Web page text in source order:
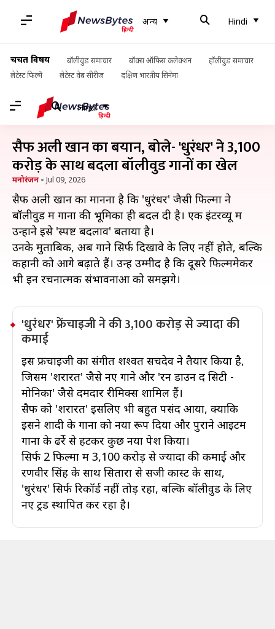
अन्य Hindi
चर्चित विषय बॉलीवुड समाचार बॉक्स ऑफिस कलेक्शन
हॉलीवुड समाचार
लेटेस्ट फिल्में
लेटेस्ट वेब सीरीज दक्षिण भारतीय सिनेमा
Hindi
सैफ अली खान का बयान, बोले- 'धुरंधर' ने 3,100
करोड़ के साथ बदला बॉलीवुड गानों का खेल
मनोरंजन Jul 09, 2026
सैफ अली खान का मानना है कि 'धुरंधर' जैसी फिल्मों ने
बॉलीवुड में गानों की भूमिका ही बदल दी है। एक इंटरव्यू में
उन्होंने इसे 'स्पष्ट बदलाव' बताया है।
उनके मुताबिक, अब गाने सिर्फ दिखावे के लिए नहीं होते, बल्कि
कहानी को आगे बढ़ाते हैं। उन्हें उम्मीद है कि दूसरे फिल्ममेकर
भी इन रचनात्मक संभावनाओं को समझेंगे।
'धुरंधर' फ्रेंचाइजी ने की 3,100 करोड़ से ज्यादा की
कमाई
इस फ्रेंचाइजी का संगीत शश्वत सचदेव ने तैयार किया है,
जिसमें 'शरारत' जैसे नए गाने और 'रन डाउन द सिटी -
मोनिका' जैसे दमदार रीमिक्स शामिल हैं।
सैफ को 'शरारत' इसलिए भी बहुत पसंद आया, क्योंकि
इसने शादी के गानों को नया रूप दिया और पुराने आइटम
गानों के ढर्रे से हटकर कुछ नया पेश किया।
सिर्फ 2 फिल्मों में 3,100 करोड़ से ज्यादा की कमाई और
रणवीर सिंह के साथ सितारों से सजी कास्ट के साथ,
'धुरंधर' सिर्फ रिकॉर्ड नहीं तोड़ रहा, बल्कि बॉलीवुड के लिए
नए ट्रेंड स्थापित कर रहा है।